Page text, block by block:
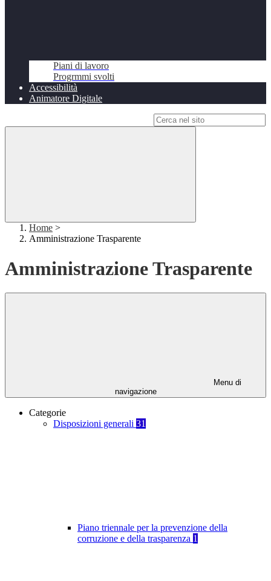
Piani di lavoro
Progrmmi svolti
Accessibilità
Animatore Digitale
Home >
Amministrazione Trasparente
Amministrazione Trasparente
Menu di
navigazione
Categorie
Disposizioni generali 31
Piano triennale per la prevenzione della
corruzione e della trasparenza 1